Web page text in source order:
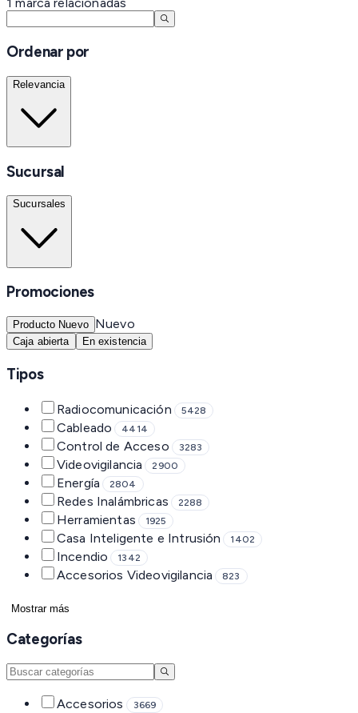
Ordenar por
Relevancia
Sucursal
Sucursales
Promociones
Producto Nuevo Nuevo
Caja abierta En existencia
Tipos
Radiocomunicación 5428
Cableado 4414
Control de Acceso 3283
Videovigilancia 2900
Energía 2804
Redes Inalámbricas 2288
Herramientas 1925
Casa Inteligente e Intrusión 1402
Incendio 1342
Accesorios Videovigilancia 823
Mostrar más
Categorías
Accesorios 3669